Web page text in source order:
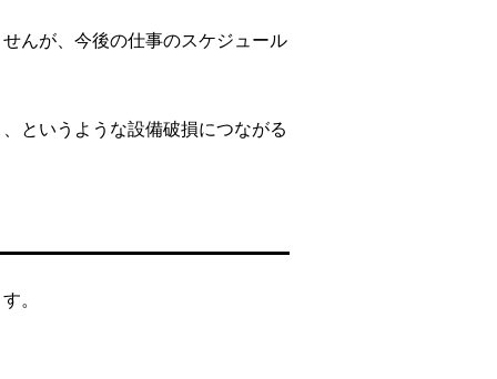
んが、今後の仕事のスケジュール
というような設備破損につながる
。